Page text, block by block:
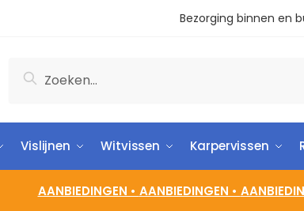
Bezorging binnen en
Zoeken
Vislijnen Witvissen Karpervissen
AANBIEDINGEN • AANBIEDINGEN •